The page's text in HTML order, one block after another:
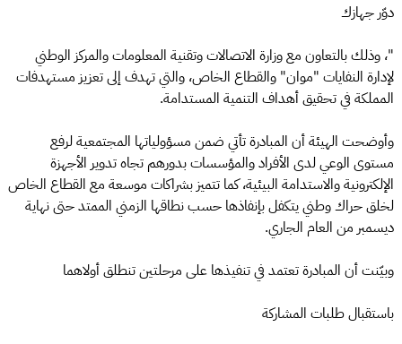
دوّر جهازك
"، وذلك بالتعاون مع وزارة الاتصالات وتقنية المعلومات والمركز الوطني
لإدارة النفايات "موان" والقطاع الخاص، والتي تهدف إلى تعزيز مستهدفات
المملكة في تحقيق أهداف التنمية المستدامة.
وأوضحت الهيئة أن المبادرة تأتي ضمن مسؤولياتها المجتمعية لرفع
مستوى الوعي لدى الأفراد والمؤسسات بدورهم تجاه تدوير الأجهزة
الإلكترونية والاستدامة البيئية، كما تتميز بشراكات موسعة مع القطاع الخاص
لخلق حراك وطني يتكفل بإنفاذها حسب نطاقها الزمني الممتد حتى نهاية
ديسمبر من العام الجاري.
وبيّنت أن المبادرة تعتمد في تنفيذها على مرحلتين تنطلق أولاهما
باستقبال طلبات المشاركة